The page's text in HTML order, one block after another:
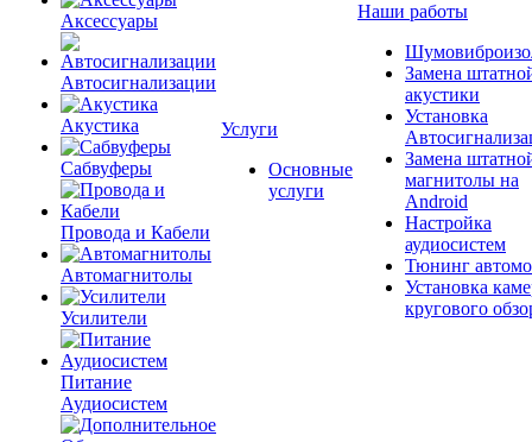
Аксессуары
Автосигнализации
Акустика
Сабвуферы
Провода и Кабели
Автомагнитолы
Усилители
Питание
Аудиосистем
Услуги
Основные
услуги
Наши работы
Замена
акустики
Установка
Замена
магнитолы на
Android
Настройка
аудиосистем
Тюнинг
Установка
кругового